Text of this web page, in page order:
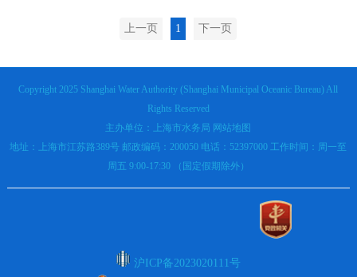
上一页 1 下一页
Copyright 2025 Shanghai Water Authority (Shanghai Municipal Oceanic Bureau) All
Rights Reserved
主办单位：上海市水务局 网站地图
地址：上海市江苏路389号 邮政编码：200050 电话：52397000 工作时间：周一至
周五 9:00-17:30 （国定假期除外）
沪ICP备2023020111号